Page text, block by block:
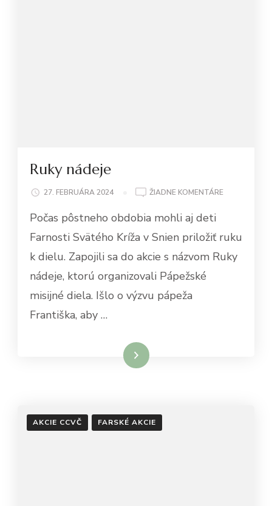
Ruky nádeje
27. FEBRUÁRA 2024 ŽIADNE KOMENTÁRENA
Počas pôstneho obdobia mohli aj deti
Farnosti Svätého Kríža v Snien priložiť ruku
k dielu. Zapojili sa do akcie s názvom Ruky
nádeje, ktorú organizovali Pápežské
misijné diela. Išlo o výzvu pápeža
Františka, aby …
Čítať viac
AKCIE CCVČ FARSKÉ AKCIE